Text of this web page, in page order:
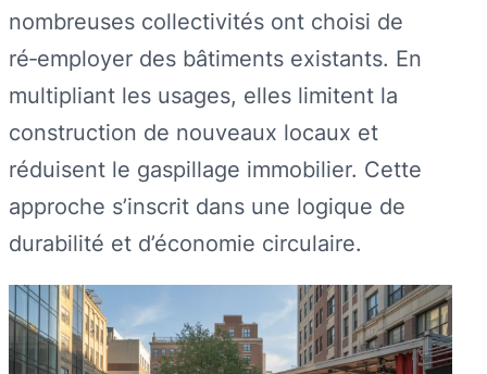
nombreuses collectivités ont choisi de
ré‑employer des bâtiments existants. En
multipliant les usages, elles limitent la
construction de nouveaux locaux et
réduisent le gaspillage immobilier. Cette
approche s’inscrit dans une logique de
durabilité et d’économie circulaire.